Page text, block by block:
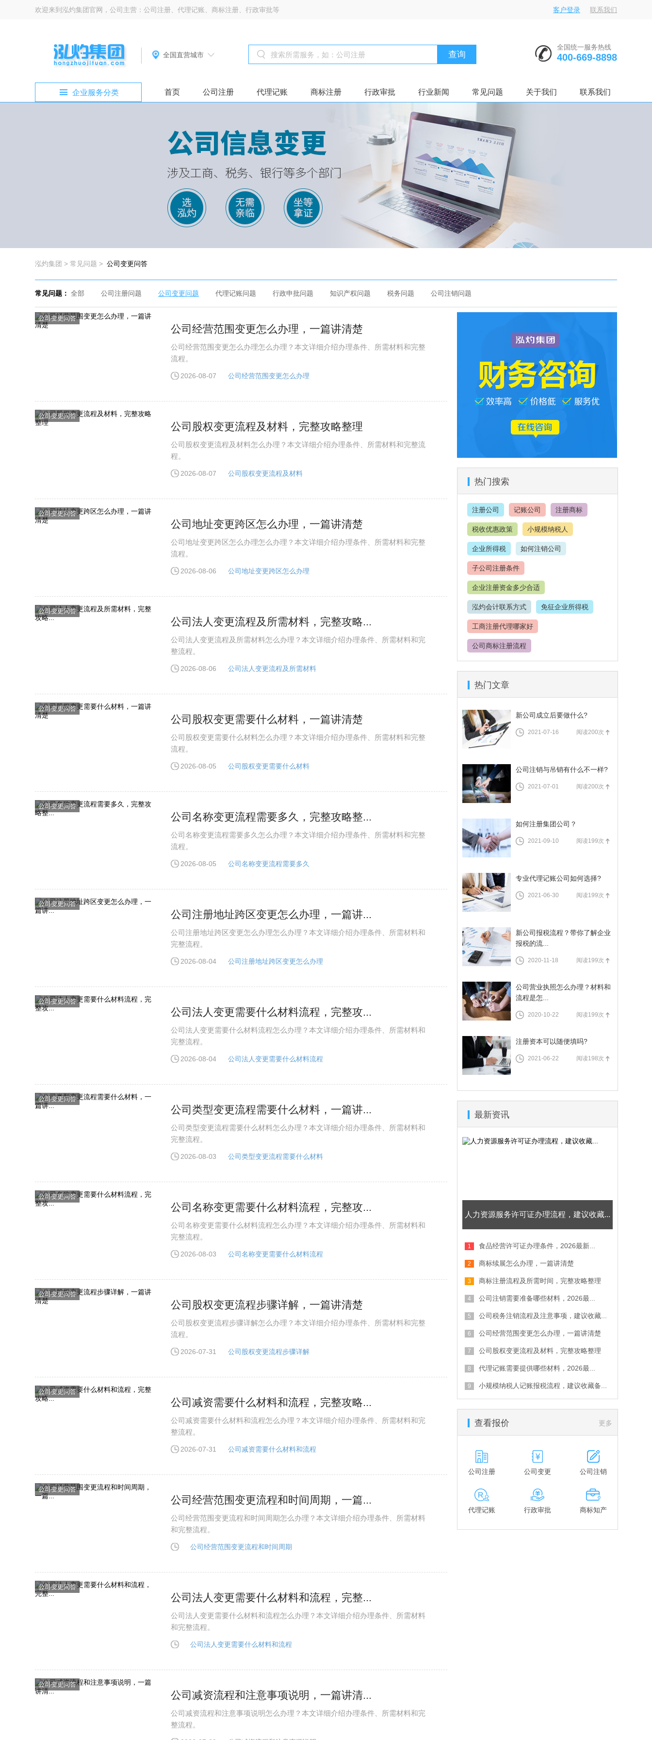
欢迎来到泓灼集团官网，公司主营：公司注册、代理记账、商标注册、行政审批等 客户登录 联系我们
全国直营城市
全国统一服务热线
400-669-8898
查询
企业服务分类 首页 公司注册 代理记账 商标注册 行政审批 行业新闻 常见问题 关于我们 联系我们
泓灼集团 > 常见问题 > 公司变更问答
常见问题： 全部 公司注册问题 公司变更问题 代理记账问题 行政申批问题 知识产权问题 税务问题 公司注销问题
公司变更问答
公司经营范围变更怎么办理，一篇讲清楚
公司经营范围变更怎么办理怎么办理？本文详细介绍办理条件、所需材料和完整
流程。
2026-08-07 公司经营范围变更怎么办理
公司变更问答
公司股权变更流程及材料，完整攻略整理
公司股权变更流程及材料怎么办理？本文详细介绍办理条件、所需材料和完整流
程。
2026-08-07 公司股权变更流程及材料
公司变更问答
公司地址变更跨区怎么办理，一篇讲清楚
公司地址变更跨区怎么办理怎么办理？本文详细介绍办理条件、所需材料和完整
流程。
2026-08-06 公司地址变更跨区怎么办理
公司变更问答
公司法人变更流程及所需材料，完整攻略...
公司法人变更流程及所需材料怎么办理？本文详细介绍办理条件、所需材料和完
整流程。
2026-08-06 公司法人变更流程及所需材料
公司变更问答
公司股权变更需要什么材料，一篇讲清楚
公司股权变更需要什么材料怎么办理？本文详细介绍办理条件、所需材料和完整
流程。
2026-08-05 公司股权变更需要什么材料
公司变更问答
公司名称变更流程需要多久，完整攻略整...
公司名称变更流程需要多久怎么办理？本文详细介绍办理条件、所需材料和完整
流程。
2026-08-05 公司名称变更流程需要多久
公司变更问答
公司注册地址跨区变更怎么办理，一篇讲...
公司注册地址跨区变更怎么办理怎么办理？本文详细介绍办理条件、所需材料和
完整流程。
2026-08-04 公司注册地址跨区变更怎么办理
公司变更问答
公司法人变更需要什么材料流程，完整攻...
公司法人变更需要什么材料流程怎么办理？本文详细介绍办理条件、所需材料和
完整流程。
2026-08-04 公司法人变更需要什么材料流程
公司变更问答
公司类型变更流程需要什么材料，一篇讲...
公司类型变更流程需要什么材料怎么办理？本文详细介绍办理条件、所需材料和
完整流程。
2026-08-03 公司类型变更流程需要什么材料
公司变更问答
公司名称变更需要什么材料流程，完整攻...
公司名称变更需要什么材料流程怎么办理？本文详细介绍办理条件、所需材料和
完整流程。
2026-08-03 公司名称变更需要什么材料流程
公司变更问答
公司股权变更流程步骤详解，一篇讲清楚
公司股权变更流程步骤详解怎么办理？本文详细介绍办理条件、所需材料和完整
流程。
2026-07-31 公司股权变更流程步骤详解
公司变更问答
公司减资需要什么材料和流程，完整攻略...
公司减资需要什么材料和流程怎么办理？本文详细介绍办理条件、所需材料和完
整流程。
2026-07-31 公司减资需要什么材料和流程
公司变更问答
公司经营范围变更流程和时间周期，一篇...
公司经营范围变更流程和时间周期怎么办理？本文详细介绍办理条件、所需材料
和完整流程。
公司经营范围变更流程和时间周期
公司变更问答
公司法人变更需要什么材料和流程，完整...
公司法人变更需要什么材料和流程怎么办理？本文详细介绍办理条件、所需材料
和完整流程。
公司法人变更需要什么材料和流程
公司变更问答
公司减资流程和注意事项说明，一篇讲清...
公司减资流程和注意事项说明怎么办理？本文详细介绍办理条件、所需材料和完
整流程。
热门搜索
注册公司 记账公司 注册商标
税收优惠政策 小规模纳税人
企业所得税 如何注销公司
子公司注册条件
企业注册资金多少合适
泓灼会计联系方式 免征企业所得税
工商注册代理哪家好
公司商标注册流程
注册公司需要什么资料
企业所得税年度纳税申报表修订
商标注册公司
热门文章
新公司成立后要做什么?
2021-07-16 阅读200次
公司注销与吊销有什么不一样?
2021-07-01 阅读200次
如何注册集团公司？
2021-09-10 阅读199次
专业代理记账公司如何选择?
2021-06-30 阅读199次
新公司报税流程？带你了解企业
报税的流...
2020-11-18 阅读199次
公司营业执照怎么办理？材料和
流程是怎...
2020-10-22 阅读199次
注册资本可以随便填吗?
2021-06-22 阅读198次
最新资讯
人力资源服务许可证办理流程，建议收藏...
食品经营许可证办理条件，2026最新...
商标续展怎么办理，一篇讲清楚
商标注册流程及所需时间，完整攻略整理
公司注销需要准备哪些材料，2026最...
公司税务注销流程及注意事项，建议收藏...
公司经营范围变更怎么办理，一篇讲清楚
公司股权变更流程及材料，完整攻略整理
代理记账需要提供哪些材料，2026最...
小规模纳税人记账报税流程，建议收藏备...
查看报价 更多
公司注册 公司变更 公司注销
代理记账 行政审批 商标知产